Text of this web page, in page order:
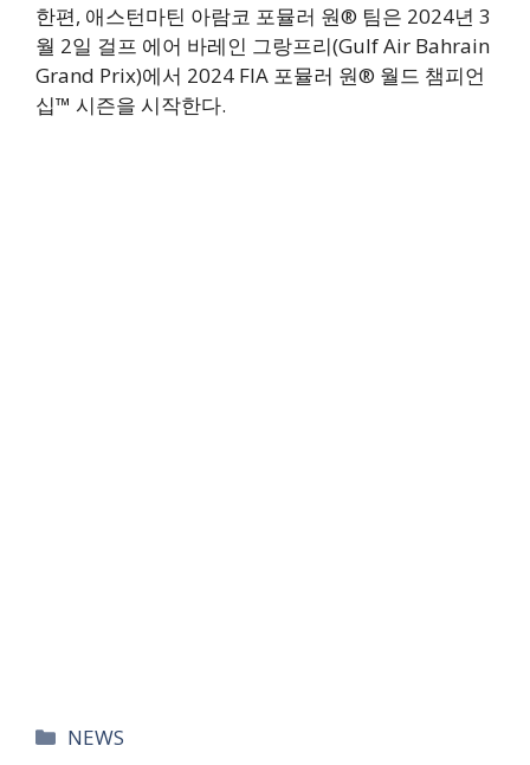
한편, 애스턴마틴 아람코 포뮬러 원® 팀은 2024년 3
월 2일 걸프 에어 바레인 그랑프리(Gulf Air Bahrain
Grand Prix)에서 2024 FIA 포뮬러 원® 월드 챔피언
십™ 시즌을 시작한다.
카
NEWS